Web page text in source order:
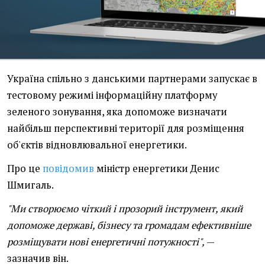
Україна спільно з данськими партнерами запускає в
тестовому режимі інформаційну платформу
зеленого зонування, яка допоможе визначати
найбільш перспективні території для розміщення
об'єктів відновлювальної енергетики.
Про це повідомив міністр енергетики Денис
Шмигаль.
"Ми створюємо чіткий і прозорий інструмент, який
допоможе державі, бізнесу та громадам ефективніше
розміщувати нові енергетичні потужності", —
зазначив він.